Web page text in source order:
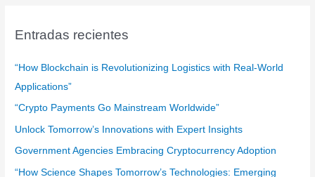
a
:
Entradas recientes
“How Blockchain is Revolutionizing Logistics with Real-World
Applications”
“Crypto Payments Go Mainstream Worldwide”
Unlock Tomorrow’s Innovations with Expert Insights
Government Agencies Embracing Cryptocurrency Adoption
“How Science Shapes Tomorrow’s Technologies: Emerging